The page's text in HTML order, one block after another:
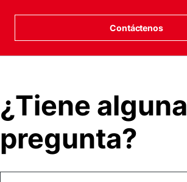
Contáctenos
¿Tiene alguna
pregunta?